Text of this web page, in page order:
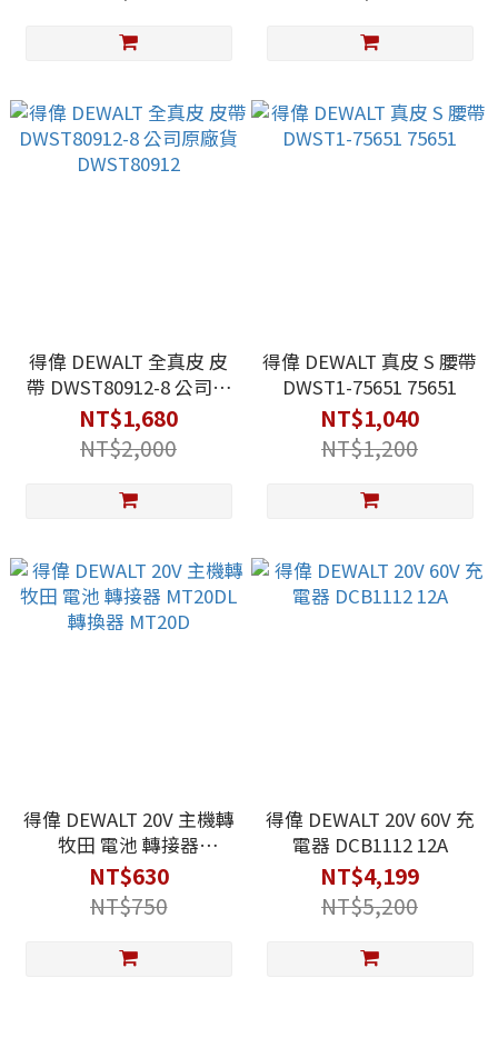
得偉 DEWALT 全真皮 皮
帶 DWST80912-8 公司原
廠貨 DWST80912
NT$1,680
NT$2,000
得偉 DEWALT 真皮 S 腰帶
DWST1-75651 75651
NT$1,040
NT$1,200
得偉 DEWALT 20V 主機轉
牧田 電池 轉接器
MT20DL 轉換器 MT20D
NT$630
NT$750
得偉 DEWALT 20V 60V 充
電器 DCB1112 12A
NT$4,199
NT$5,200